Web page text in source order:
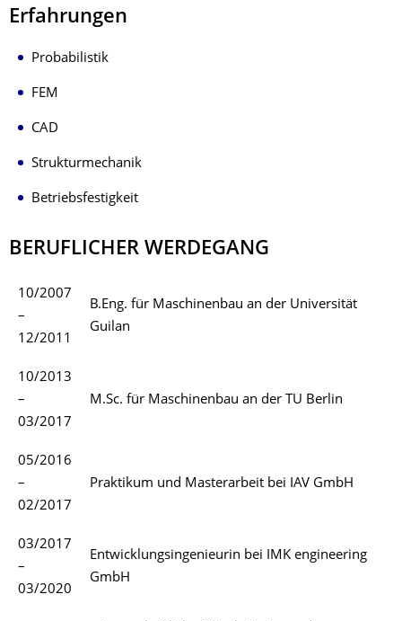
Erfahrungen
Probabilistik
FEM
CAD
Strukturmechanik
Betriebsfestigkeit
BERUFLICHER WERDEGANG
10/2007
–
12/2011
B.Eng. für Maschinenbau an der Universität
Guilan
10/2013
–
03/2017
M.Sc. für Maschinenbau an der TU Berlin
05/2016
–
02/2017
Praktikum und Masterarbeit bei IAV GmbH
03/2017
–
03/2020
Entwicklungsingenieurin bei IMK engineering
GmbH